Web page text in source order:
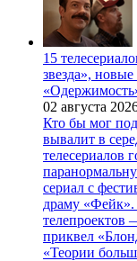
15
звезда»,
02 августа
Кто бы мог
вывалит в
телесериалов
сериал с
драму
телепроектов
приквел
«Теории